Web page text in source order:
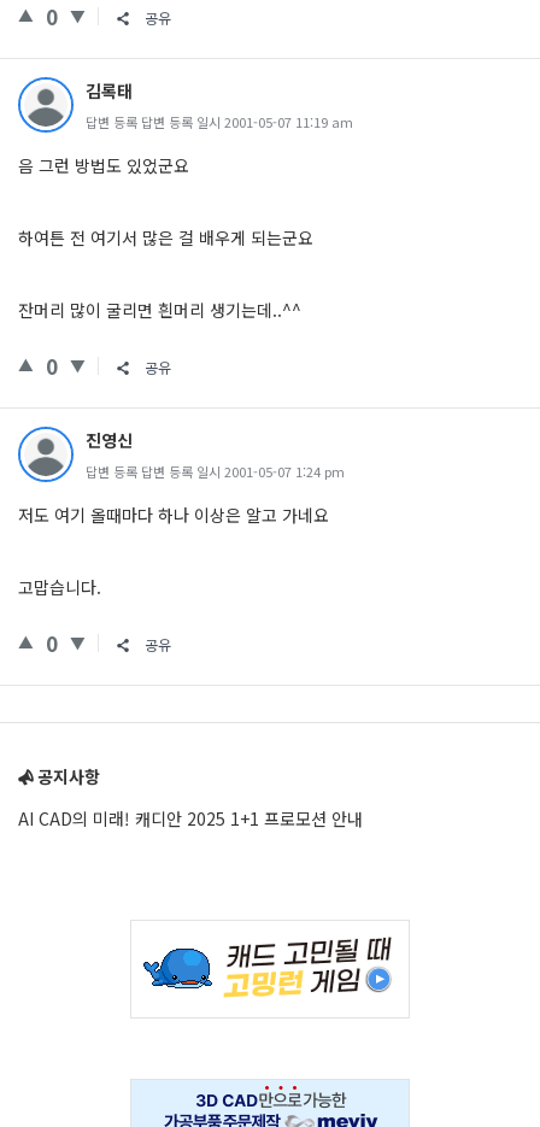
0 공유
김록태
답변 등록 답변 등록 일시 2001-05-07 11:19 am
음 그런 방법도 있었군요
하여튼 전 여기서 많은 걸 배우게 되는군요
잔머리 많이 굴리면 흰머리 생기는데..^^
0 공유
진영신
답변 등록 답변 등록 일시 2001-05-07 1:24 pm
저도 여기 올때마다 하나 이상은 알고 가네요
고맙습니다.
0 공유
공지사항
AI CAD의 미래! 캐디안 2025 1+1 프로모션 안내